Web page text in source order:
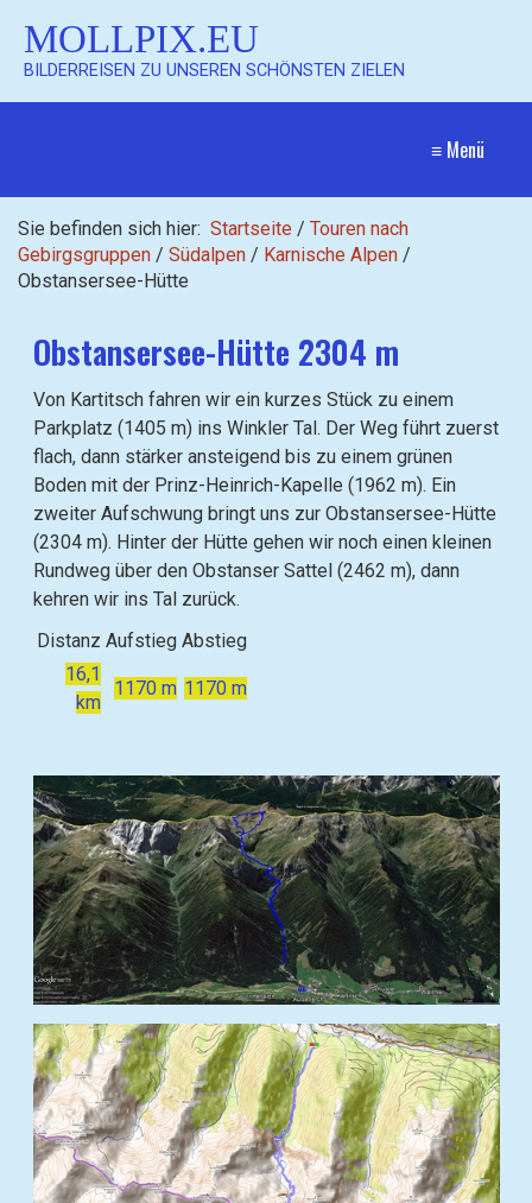
MOLLPIX.EU
BILDERREISEN ZU UNSEREN SCHÖNSTEN ZIELEN
≡ Menü
Sie befinden sich hier: Startseite / Touren nach
Gebirgsgruppen / Südalpen / Karnische Alpen /
Obstansersee-Hütte
Obstansersee-Hütte 2304 m
Von Kartitsch fahren wir ein kurzes Stück zu einem
Parkplatz (1405 m) ins Winkler Tal. Der Weg führt zuerst
flach, dann stärker ansteigend bis zu einem grünen
Boden mit der Prinz-Heinrich-Kapelle (1962 m). Ein
zweiter Aufschwung bringt uns zur Obstansersee-Hütte
(2304 m). Hinter der Hütte gehen wir noch einen kleinen
Rundweg über den Obstanser Sattel (2462 m), dann
kehren wir ins Tal zurück.
Distanz Aufstieg Abstieg
16,1
km
1170 m 1170 m
i
l
d
i
n
L